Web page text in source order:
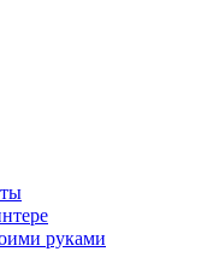
руками